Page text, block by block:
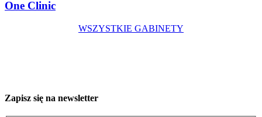
One Clinic
WSZYSTKIE GABINETY
Zapisz się na newsletter